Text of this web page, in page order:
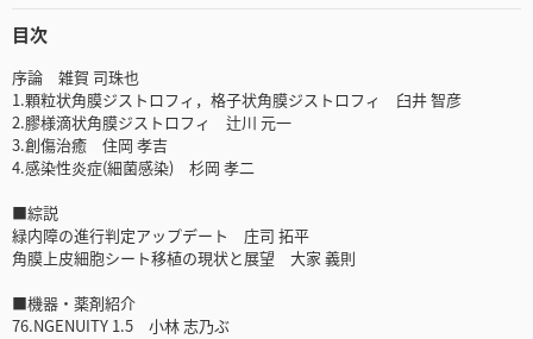
目次
序論 雑賀 司珠也
1.顆粒状角膜ジストロフィ，格子状角膜ジストロフィ 臼井 智彦
2.膠様滴状角膜ジストロフィ 辻川 元一
3.創傷治癒 住岡 孝吉
4.感染性炎症(細菌感染) 杉岡 孝二
■綜説
緑内障の進行判定アップデート 庄司 拓平
角膜上皮細胞シート移植の現状と展望 大家 義則
■機器・薬剤紹介
76.NGENUITY 1.5 小林 志乃ぶ